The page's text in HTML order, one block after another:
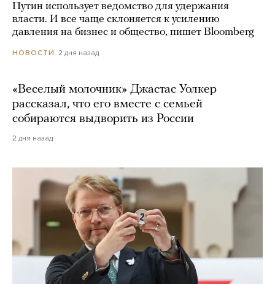
Путин использует ведомство для удержания
власти. И все чаще склоняется к усилению
давления на бизнес и общество, пишет Bloomberg
НОВОСТИ 2 дня назад
«Веселый молочник» Джастас Уолкер
рассказал, что его вместе с семьей
собираются выдворить из России
2 дня назад